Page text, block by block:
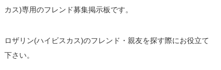
カス)専用のフレンド募集掲示板です。
ロザリン(ハイビスカス)のフレンド・親友を探す際にお役立て
下さい。